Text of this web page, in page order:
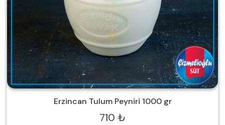
Erzincan Tulum Peyniri 1000 gr
710 ₺